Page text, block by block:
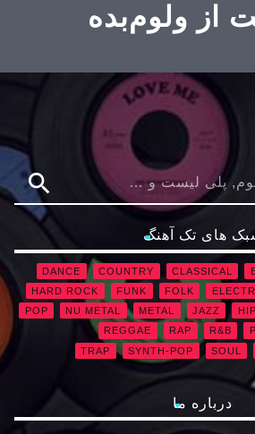
از ولوم‌بده
search
های تک آهنگ
CLASSICAL
COUNTRY
DANCE
FOLK
FUNK
HARD ROCK
JAZZ
METAL
NU METAL
POP
R&B
RAP
REGGAE
SOUL
SYNTH-POP
TRAP
درباره ما